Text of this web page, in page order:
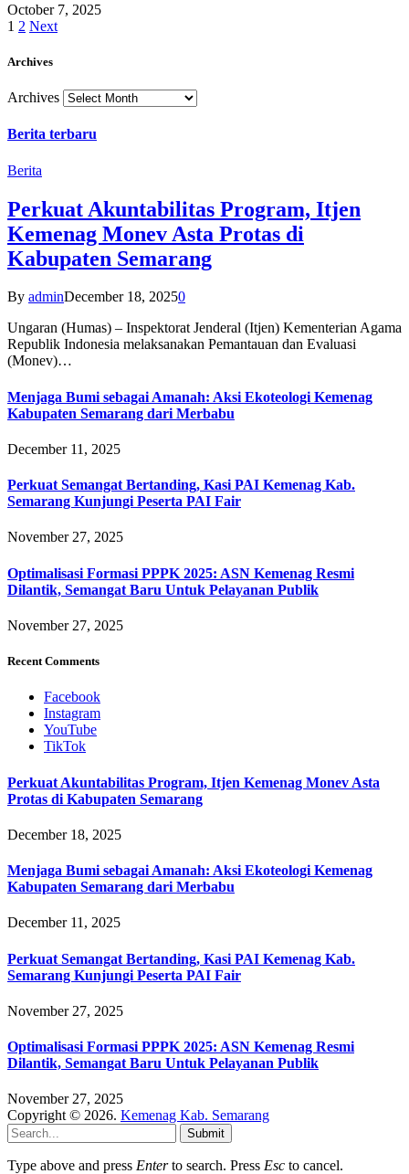
October 7, 2025
1 2 Next
Archives
Archives
Berita terbaru
Berita
Perkuat Akuntabilitas Program, Itjen
Kemenag Monev Asta Protas di
Kabupaten Semarang
By adminDecember 18, 20250
Ungaran (Humas) – Inspektorat Jenderal (Itjen) Kementerian Agama
Republik Indonesia melaksanakan Pemantauan dan Evaluasi
(Monev)…
Menjaga Bumi sebagai Amanah: Aksi Ekoteologi Kemenag
Kabupaten Semarang dari Merbabu
December 11, 2025
Perkuat Semangat Bertanding, Kasi PAI Kemenag Kab.
Semarang Kunjungi Peserta PAI Fair
November 27, 2025
Optimalisasi Formasi PPPK 2025: ASN Kemenag Resmi
Dilantik, Semangat Baru Untuk Pelayanan Publik
November 27, 2025
Recent Comments
Facebook
Instagram
YouTube
TikTok
Perkuat Akuntabilitas Program, Itjen Kemenag Monev Asta
Protas di Kabupaten Semarang
December 18, 2025
Menjaga Bumi sebagai Amanah: Aksi Ekoteologi Kemenag
Kabupaten Semarang dari Merbabu
December 11, 2025
Perkuat Semangat Bertanding, Kasi PAI Kemenag Kab.
Semarang Kunjungi Peserta PAI Fair
November 27, 2025
Optimalisasi Formasi PPPK 2025: ASN Kemenag Resmi
Dilantik, Semangat Baru Untuk Pelayanan Publik
November 27, 2025
Copyright © 2026. Kemenag Kab. Semarang
Submit
Type above and press Enterto search. Press Esc to cancel.